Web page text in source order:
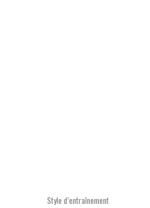
Style d’entraînement